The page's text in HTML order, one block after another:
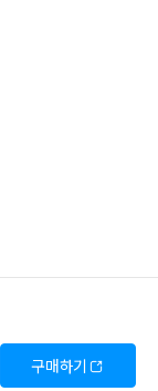
구매하기